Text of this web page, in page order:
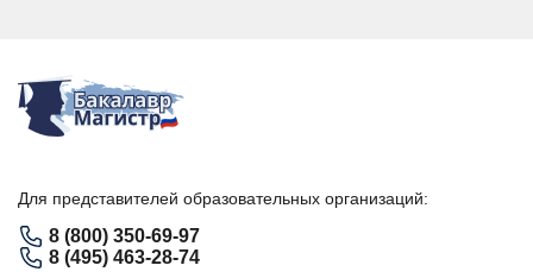
Для представителей образовательных организаций:
8 (800) 350-69-97
8 (495) 463-28-74